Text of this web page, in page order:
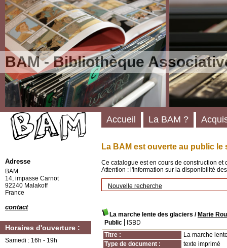
BAM - Bibliothèque
La BAM est ouverte au public le
Ce catalogue est en cours de construction
Attention : l'information sur la disponibilité
Nouvelle recherche
La marche lente des glaciers / Marie
Public
ISBD
Titre :
La marche
Type de document :
texte imprimé
Accueil La BAM ?
Adresse
BAM
14, impasse Carnot
92240 Malakoff
France
contact
Horaires d'ouverture :
Samedi : 16h - 19h